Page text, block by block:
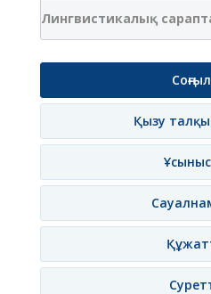
Лингвистикалық
Қызу